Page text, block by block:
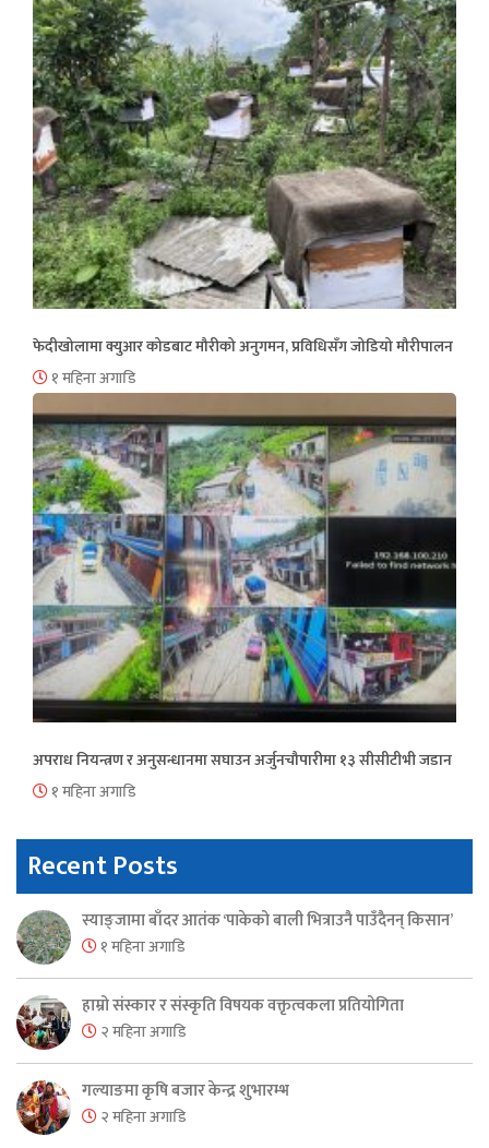
फेदीखोलामा क्युआर कोडबाट मौरीको अनुगमन, प्रविधिसँग जोडियो मौरीपालन
१ महिना अगाडि
अपराध नियन्त्रण र अनुसन्धानमा सघाउन अर्जुनचौपारीमा १३ सीसीटीभी जडान
१ महिना अगाडि
Recent Posts
स्याङ्जामा बाँदर आतंक ‘पाकेको बाली भित्राउनै पाउँदैनन् किसान’
१ महिना अगाडि
हाम्रो संस्कार र संस्कृति विषयक वक्तृत्वकला प्रतियोगिता
२ महिना अगाडि
गल्याङमा कृषि बजार केन्द्र शुभारम्भ
२ महिना अगाडि